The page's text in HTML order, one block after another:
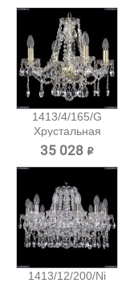
1413/4/165/G
Хрустальная
подвесная...
35 028 ₽
1413/12/200/Ni